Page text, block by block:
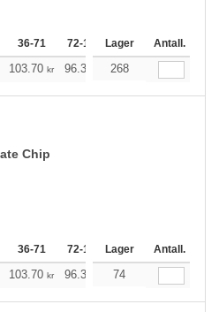
36-71 72-143 144-287 288 +
Lager Antall.
103.70 kr 96.34 88.87
268
Chip
36-71 72-143 144-287 288 +
Lager Antall.
103.70 kr 96.34 88.87
74